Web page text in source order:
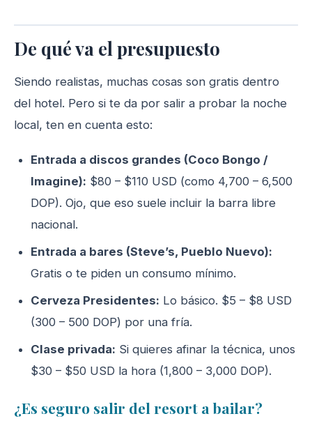
De qué va el presupuesto
Siendo realistas, muchas cosas son gratis dentro
del hotel. Pero si te da por salir a probar la noche
local, ten en cuenta esto:
Entrada a discos grandes (Coco Bongo /
Imagine): $80 – $110 USD (como 4,700 – 6,500
DOP). Ojo, que eso suele incluir la barra libre
nacional.
Entrada a bares (Steve’s, Pueblo Nuevo):
Gratis o te piden un consumo mínimo.
Cerveza Presidentes: Lo básico. $5 – $8 USD
(300 – 500 DOP) por una fría.
Clase privada: Si quieres afinar la técnica, unos
$30 – $50 USD la hora (1,800 – 3,000 DOP).
¿Es seguro salir del resort a bailar?